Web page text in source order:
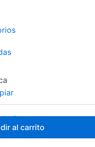
lino
al carrito